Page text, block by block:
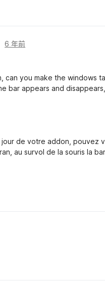
6 年前
you make the windows
bar appears and
de votre addon, pouvez
au survol de la souris la